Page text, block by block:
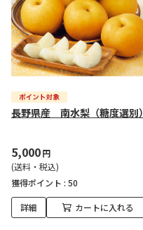
長野県産 南水梨（糖度選別）
5,000円
(送料・税込)
獲得ポイント : 50
詳細 カートに入れる